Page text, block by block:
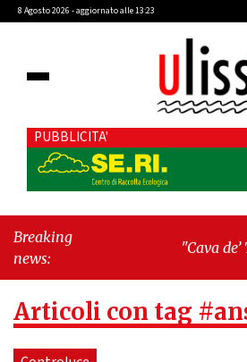
8 Agosto 2026 - aggiornato alle 13:23
PUBBLICITA'
Breaking
news:
"Cava de’
Fratellanza
consiliare:
Articoli con tag